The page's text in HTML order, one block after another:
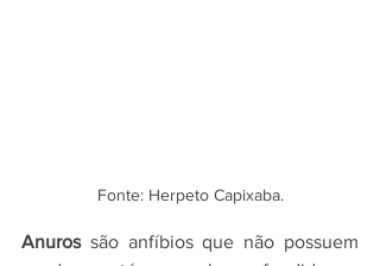
Fonte: Herpeto Capixaba.
Anuros são anfíbios que não possuem